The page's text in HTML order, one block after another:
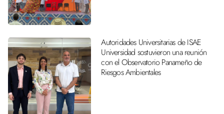
Autoridades Universitarias de ISAE
Universidad sostuvieron una reunión
con el Observatorio Panameño de
Riesgos Ambientales